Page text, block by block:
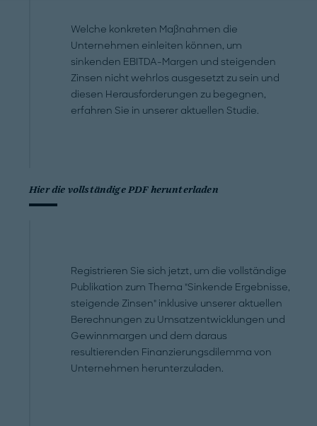
Welche konkreten Maßnahmen die
Unternehmen einleiten können, um
sinkenden EBITDA-Margen und steigenden
Zinsen nicht wehrlos ausgesetzt zu sein und
diesen Herausforderungen zu begegnen,
erfahren Sie in unserer aktuellen Studie.
Hier die vollständige PDF herunterladen
Registrieren Sie sich jetzt, um die vollständige
Publikation zum Thema "Sinkende Ergebnisse,
steigende Zinsen" inklusive unserer aktuellen
Berechnungen zu Umsatzentwicklungen und
Gewinnmargen und dem daraus
resultierenden Finanzierungsdilemma von
Unternehmen herunterzuladen.